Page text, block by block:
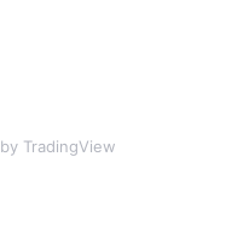
by TradingView